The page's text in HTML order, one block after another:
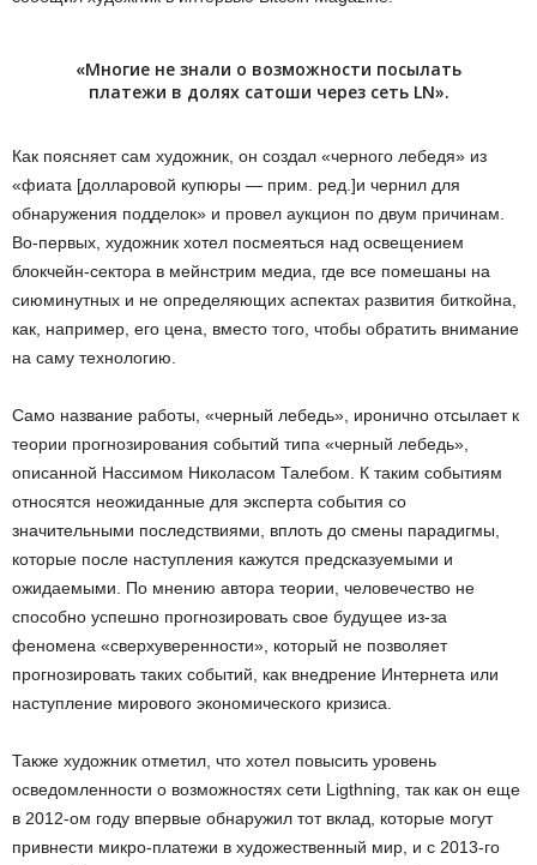
«Многие не знали о возможности посылать
платежи в долях сатоши через сеть LN».
Как поясняет сам художник, он создал «черного лебедя» из
«фиата [долларовой купюры — прим. ред.]и чернил для
обнаружения подделок» и провел аукцион по двум причинам.
Во-первых, художник хотел посмеяться над освещением
блокчейн-сектора в мейнстрим медиа, где все помешаны на
сиюминутных и не определяющих аспектах развития биткойна,
как, например, его цена, вместо того, чтобы обратить внимание
на саму технологию.
Само название работы, «черный лебедь», иронично отсылает к
теории прогнозирования событий типа «черный лебедь»,
описанной Нассимом Николасом Талебом. К таким событиям
относятся неожиданные для эксперта события со
значительными последствиями, вплоть до смены парадигмы,
которые после наступления кажутся предсказуемыми и
ожидаемыми. По мнению автора теории, человечество не
способно успешно прогнозировать свое будущее из-за
феномена «сверхуверенности», который не позволяет
прогнозировать таких событий, как внедрение Интернета или
наступление мирового экономического кризиса.
Также художник отметил, что хотел повысить уровень
осведомленности о возможностях сети Ligthning, так как он еще
в 2012-ом году впервые обнаружил тот вклад, которые могут
привнести микро-платежи в художественный мир, и с 2013-го